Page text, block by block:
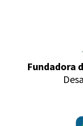
Fundadora